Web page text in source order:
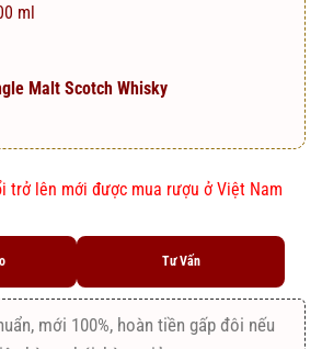
ml
Malt Scotch Whisky
trở lên mới được mua rượu ở Việt Nam
Tư Vấn
mới 100%, hoàn tiền gấp đôi nếu